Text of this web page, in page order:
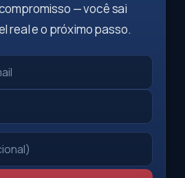
— você sai
real e o próximo passo.